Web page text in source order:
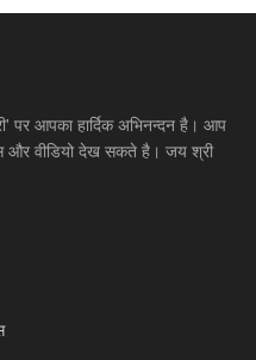
पर आपका हार्दिक अभिनन्दन है। आप
और वीडियो देख सकते है। जय श्री